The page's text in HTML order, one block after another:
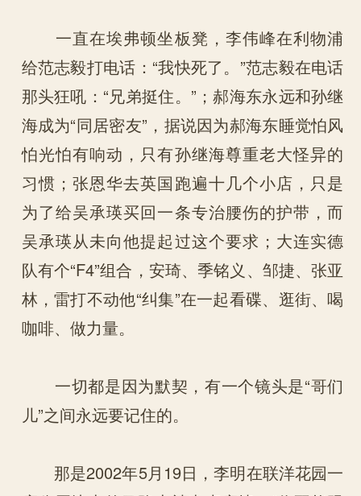
一直在埃弗顿坐板凳，李伟峰在利物浦
给范志毅打电话：“我快死了。”范志毅在电话
那头狂吼：“兄弟挺住。”；郝海东永远和孙继
海成为“同居密友”，据说因为郝海东睡觉怕风
怕光怕有响动，只有孙继海尊重老大怪异的
习惯；张恩华去英国跑遍十几个小店，只是
为了给吴承瑛买回一条专治腰伤的护带，而
吴承瑛从未向他提起过这个要求；大连实德
队有个“F4”组合，安琦、季铭义、邹捷、张亚
林，雷打不动他“纠集”在一起看碟、逛街、喝
咖啡、做力量。
一切都是因为默契，有一个镜头是“哥们
儿”之间永远要记住的。
那是2002年5月19日，李明在联洋花园一